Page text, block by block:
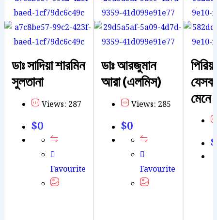
ডাঃ সাদিয়া শারমিন
সুলতানা
Views: 287
$0
Favourite
ডাঃ আরজুমান
আরা (এলমিস)
Views: 285
$0
Favourite
মেনে
$